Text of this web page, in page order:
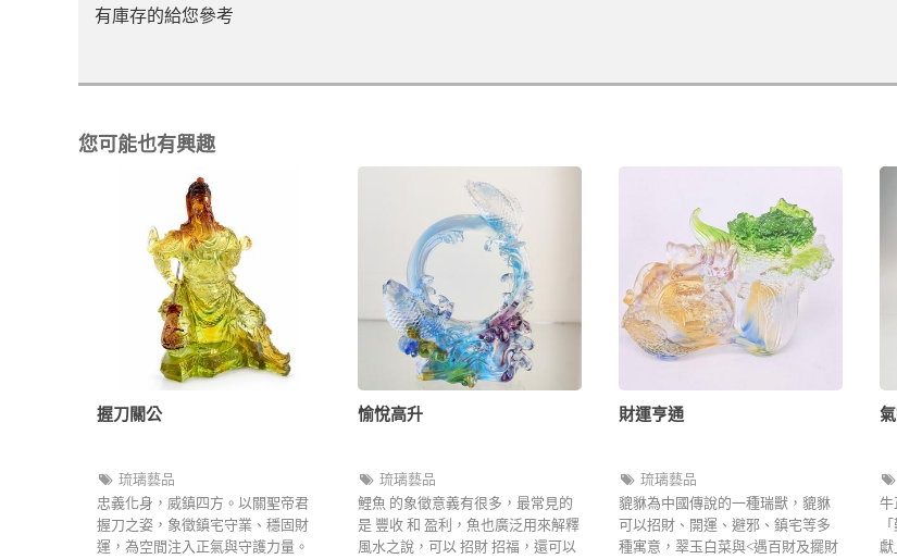
有庫存的給您參考
您可能也有興趣
握刀關公
琉璃藝品
忠義化身，威鎮四方。以關聖帝君
握刀之姿，象徵鎮宅守業、穩固財
運，為空間注入正氣與守護力量。
愉悅高升
琉璃藝品
鯉魚 的象徵意義有很多，最常見的
是 豐收 和 盈利，魚也廣泛用來解釋
風水之說，可以 招財 招福，還可以
財運亨通
琉璃藝品
貔貅為中國傳說的一種瑞獸，貔貅
可以招財、開運、避邪、鎮宅等多
種寓意，翠玉白菜與<遇百財及擺財
牛
獻